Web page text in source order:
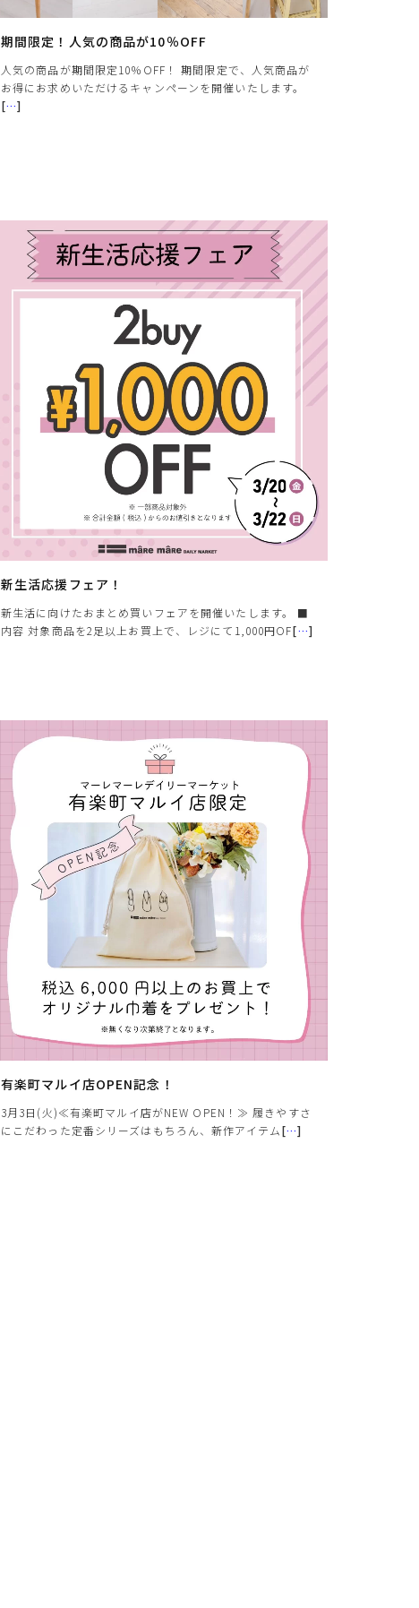
期間限定！人気の商品が10％OFF
人気の商品が期間限定10％OFF！ 期間限定で、人気商品が
お得にお求めいただけるキャンペーンを開催いたします。
[…]
新生活応援フェア！
新生活に向けたおまとめ買いフェアを開催いたします。 ■
内容 対象商品を2足以上お買上で、レジにて1,000円OF[…]
有楽町マルイ店OPEN記念！
3月3日(火)≪有楽町マルイ店がNEW OPEN！≫ 履きやすさ
にこだわった定番シリーズはもちろん、新作アイテム[…]